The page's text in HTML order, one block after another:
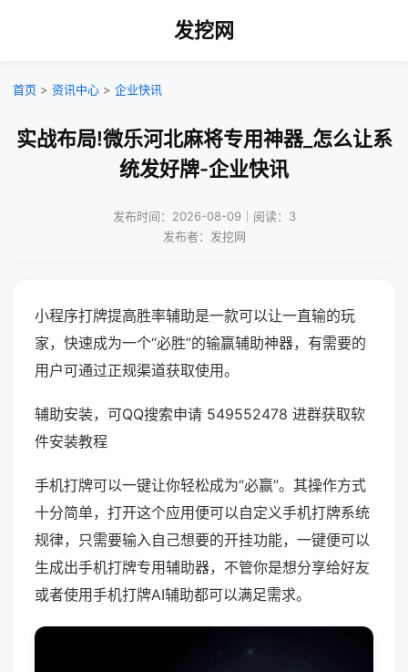
发挖网
首页 > 资讯中心 > 企业快讯
实战布局!微乐河北麻将专用神器_怎么让系
统发好牌-企业快讯
发布时间：2026-08-09｜阅读：3
发布者：发挖网
小程序打牌提高胜率辅助是一款可以让一直输的玩
家，快速成为一个“必胜”的输赢辅助神器，有需要的
用户可通过正规渠道获取使用。
辅助安装，可QQ搜索申请 549552478 进群获取软
件安装教程
手机打牌可以一键让你轻松成为“必赢”。其操作方式
十分简单，打开这个应用便可以自定义手机打牌系统
规律，只需要输入自己想要的开挂功能，一键便可以
生成出手机打牌专用辅助器，不管你是想分享给好友
或者使用手机打牌AI辅助都可以满足需求。